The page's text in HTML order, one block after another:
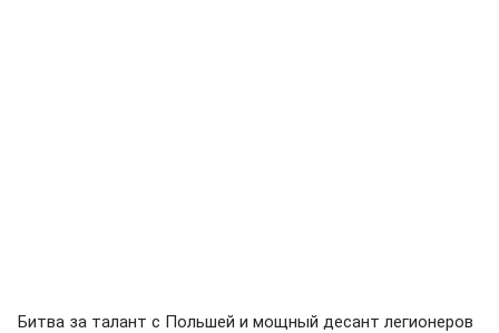
Битва за талант с Польшей и мощный десант легионеров